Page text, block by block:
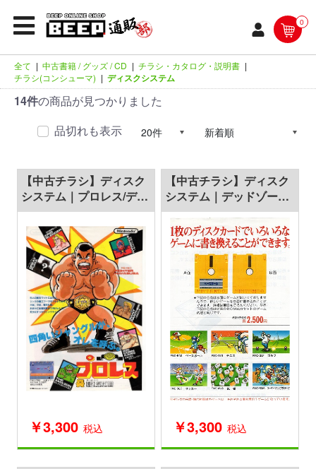
0
全て | 中古書籍 / グッズ / CD | チラシ・カタログ・説明書 |
チラシ(コンシューマ) | ディスクシステム
14件の商品が見つかりました
品切れも表示
【中古チラシ】ディスク
システム｜プロレス/ディ
スクシステム/1枚のディ
スクカードでいろいろな
ゲームに書き換えること
ができます。/計3枚セッ
ト
￥3,300 税込
【中古チラシ】ディスク
システム｜デッドゾーン/
ディスクシステム/1枚の
ディスクカードでいろい
ろなゲームに書き換える
ことができます。/計3枚
セット
￥3,300 税込